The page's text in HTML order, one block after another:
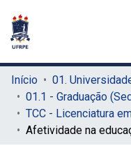
Início
01.1 - Graduação